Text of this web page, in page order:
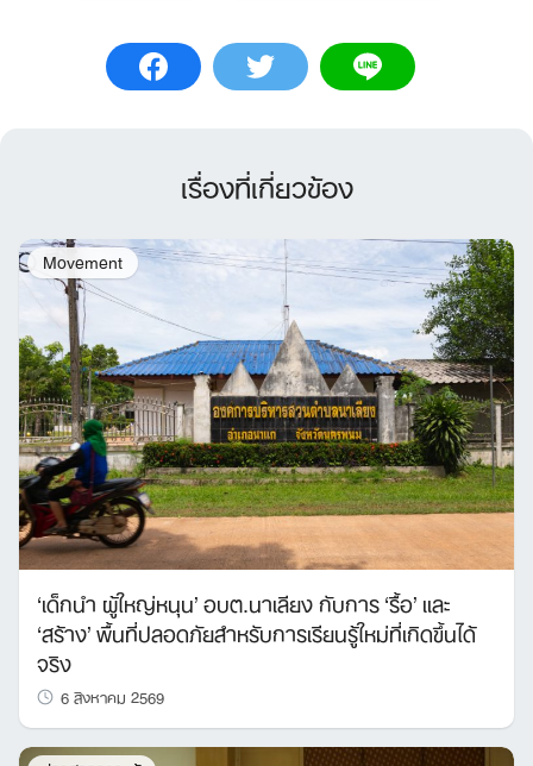
เรื่องที่เกี่ยวข้อง
Movement
‘เด็กนำ ผู้ใหญ่หนุน’ อบต.นาเลียง กับการ ‘รื้อ’ และ
‘สร้าง’ พื้นที่ปลอดภัยสำหรับการเรียนรู้ใหม่ที่เกิดขึ้นได้
จริง
6 สิงหาคม 2569